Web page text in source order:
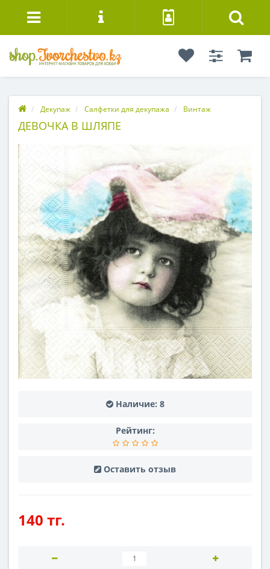
Декупаж Салфетки для декупажа Винтаж
ДЕВОЧКА В ШЛЯПЕ
Наличие: 8
Рейтинг:
Оставить отзыв
140 тг.